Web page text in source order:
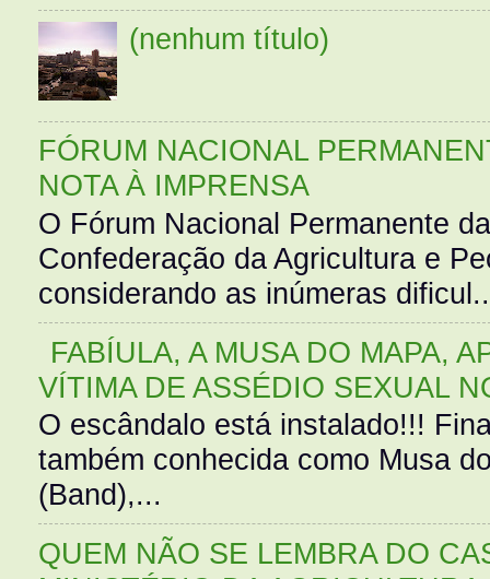
(nenhum título)
FÓRUM NACIONAL
NOTA À IMPRENSA
O Fórum Nacional Permanente
Confederação da Agricultura e
considerando as inúmeras
FABÍULA, A MUSA DO MAPA,
VÍTIMA DE ASSÉDIO SEXUAL
O escândalo está instalado!!!
também conhecida como Musa
(Band),...
QUEM NÃO SE LEMBRA DO